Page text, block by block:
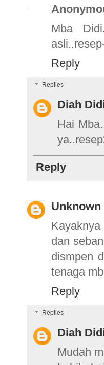
Mba
Reply
Replies
Diah
Hai
Reply
Unknown
dan
dismpen
tenaga
Reply
Replies
Diah
Mudah